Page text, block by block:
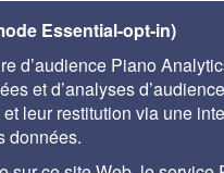
précieux est
site, responsables
responsables
de documentation
services techniques
Essential-opt-in)
d’audience Piano
et d’analyses
leur restitution via une
données.